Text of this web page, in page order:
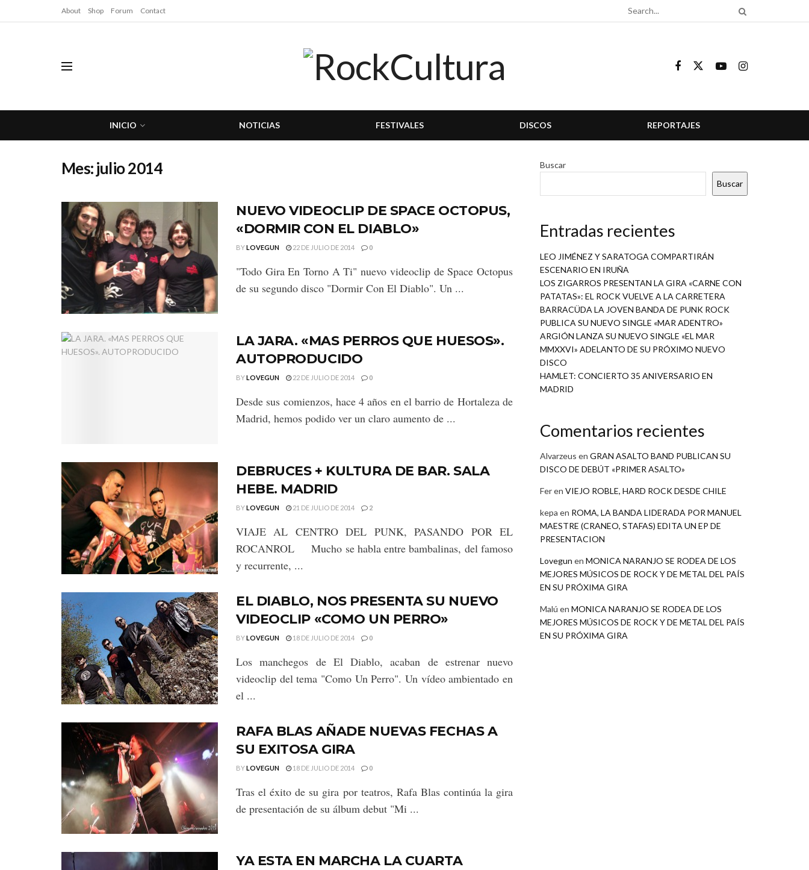
About Shop Forum Contact
INICIO NOTICIAS FESTIVALES DISCOS REPORTAJES
Mes:julio 2014
NUEVO VIDEOCLIP DE SPACE OCTOPUS,
«DORMIR CON EL DIABLO»
BYLOVEGUN 22 DE JULIO DE 2014 0
"Todo Gira En Torno A Ti" nuevo videoclip de Space Octopus
de su segundo disco "Dormir Con El Diablo". Un ...
LA JARA. «MAS PERROS QUE HUESOS».
AUTOPRODUCIDO
BYLOVEGUN 22 DE JULIO DE 2014 0
Desde sus comienzos, hace 4 años en el barrio de Hortaleza de
Madrid, hemos podido ver un claro aumento de ...
DEBRUCES + KULTURA DE BAR. SALA
HEBE. MADRID
BYLOVEGUN 21 DE JULIO DE 2014 2
VIAJE AL CENTRO DEL PUNK, PASANDO POR EL
ROCANROL Mucho se habla entre bambalinas, del famoso
y recurrente, ...
EL DIABLO, NOS PRESENTA SU NUEVO
VIDEOCLIP «COMO UN PERRO»
BYLOVEGUN 18 DE JULIO DE 2014 0
Los manchegos de El Diablo, acaban de estrenar nuevo
videoclip del tema "Como Un Perro". Un vídeo ambientado en
el ...
RAFA BLAS AÑADE NUEVAS FECHAS A
SU EXITOSA GIRA
BYLOVEGUN 18 DE JULIO DE 2014 0
Tras el éxito de su gira por teatros, Rafa Blas continúa la gira
de presentación de su álbum debut "Mi ...
YA ESTA EN MARCHA LA CUARTA
Buscar
Buscar
Entradas recientes
LEO JIMÉNEZ Y SARATOGA COMPARTIRÁN
ESCENARIO EN IRUÑA
LOS ZIGARROS PRESENTAN LA GIRA «CARNE CON
PATATAS»: EL ROCK VUELVE A LA CARRETERA
BARRACÜDA LA JOVEN BANDA DE PUNK ROCK
PUBLICA SU NUEVO SINGLE «MAR ADENTRO»
ARGIÓN LANZA SU NUEVO SINGLE «EL MAR
MMXXVI» ADELANTO DE SU PRÓXIMO NUEVO
DISCO
HAMLET: CONCIERTO 35 ANIVERSARIO EN
MADRID
Comentarios recientes
Alvarzeus en GRAN ASALTO BAND PUBLICAN SU
DISCO DE DEBÚT «PRIMER ASALTO»
Feren VIEJO ROBLE, HARD ROCK DESDE CHILE
kepa en ROMA, LA BANDA LIDERADA POR MANUEL
MAESTRE (CRANEO, STAFAS) EDITA UN EP DE
PRESENTACION
Lovegun en MONICA NARANJO SE RODEA DE LOS
MEJORES MÚSICOS DE ROCK Y DE METAL DEL PAÍS
EN SU PRÓXIMA GIRA
Malú en MONICA NARANJO SE RODEA DE LOS
MEJORES MÚSICOS DE ROCK Y DE METAL DEL PAÍS
EN SU PRÓXIMA GIRA